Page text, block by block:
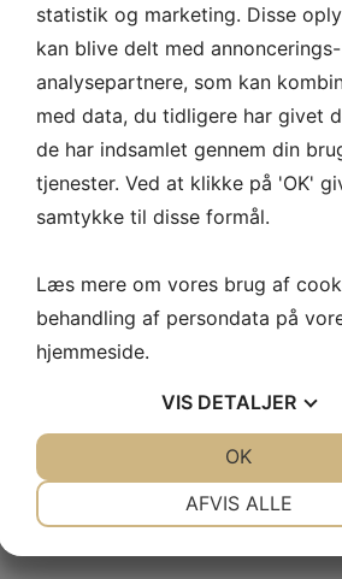
I bestyrelsen er der to eller flere,
Hvis dette er tilfældet, vil de
det, vi har set eller hørt.
Der vil evt. blive henvist til
Mål:
Et stoffrit miljø i KKIK
Vedtaget d. 21. april 2007
statistik og marketing. Disse
kan blive delt med
analysepartnere, som kan
med data, du tidligere har givet
de har indsamlet gennem din
tjenester. Ved at klikke på 'OK'
samtykke til disse formål.
Læs mere om vores brug af
behandling af persondata på
hjemmeside.
VIS DETALJER
AFVIS ALLE
OK